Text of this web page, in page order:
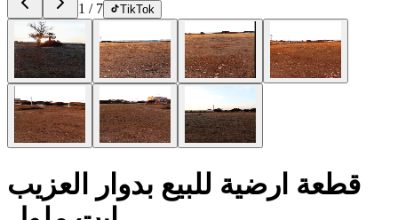
1 / 7 TikTok
قطعة ارضية للبيع بدوار العزيب